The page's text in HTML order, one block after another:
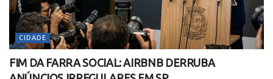
CIDADE
FIM DA FARRA SOCIAL: AIRBNB DERRUBA